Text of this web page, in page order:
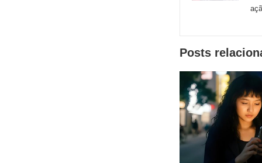
sociais
Posts